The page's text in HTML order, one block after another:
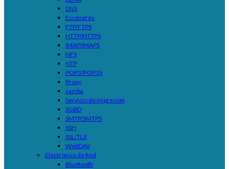
DNS
Escáneres
FTP/FTPS
HTTP/HTTPS
IMAP/IMAPS
NFS
NTP
POP3/POP3S
Proxy
samba
Servicio de impresión
SGBD
SMTP/SMTPS
SSH
SSL/TLS
WebDAV
Electrónica de Red
Bluetooth